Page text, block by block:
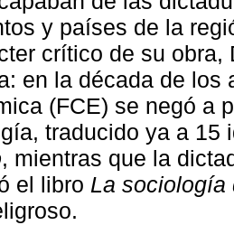
y países de la
crítico de su
en la década de los
(FCE) se negó a
traducido ya a 15
, mientras que la
el libro La sociología